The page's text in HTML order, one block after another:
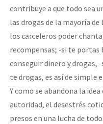
contribuye a que todo sea
las drogas de la mayoría
los carceleros poder
recompensas; -si te portas
conseguir dinero y drogas,
te drogas, es así de simple
Y como se abandona la
autoridad, el desestrés
presos en una lucha de